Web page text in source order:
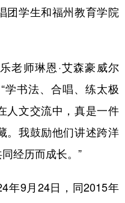
团学生和福州教育学院
师琳恩·艾森豪威尔
学书法、合唱、练太极
人文交流中，真是一件
。我鼓励他们讲述跨洋
经历而成长。”
9月24日，同2015年